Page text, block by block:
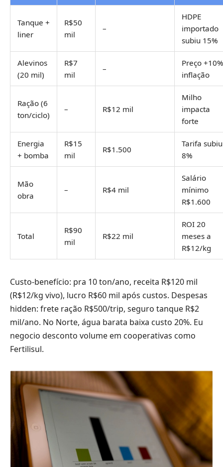
Tanque +
liner
R$50
mil
–
HDPE
importado
subiu 15%
Alevinos
(20 mil)
R$7
mil
–
Preço +10%
inflação
Ração (6
ton/ciclo)
– R$12 mil
Milho
impacta
forte
Energia
+ bomba
R$15
mil
R$1.500
Tarifa subiu
8%
Mão
obra
– R$4 mil
Salário
mínimo
R$1.600
Total
R$90
mil
R$22 mil
ROI 20
meses a
R$12/kg
Custo-benefício: pra 10 ton/ano, receita R$120 mil
(R$12/kg vivo), lucro R$60 mil após custos. Despesas
hidden: frete ração R$500/trip, seguro tanque R$2
mil/ano. No Norte, água barata baixa custo 20%. Eu
negocio desconto volume em cooperativas como
Fertilisul.